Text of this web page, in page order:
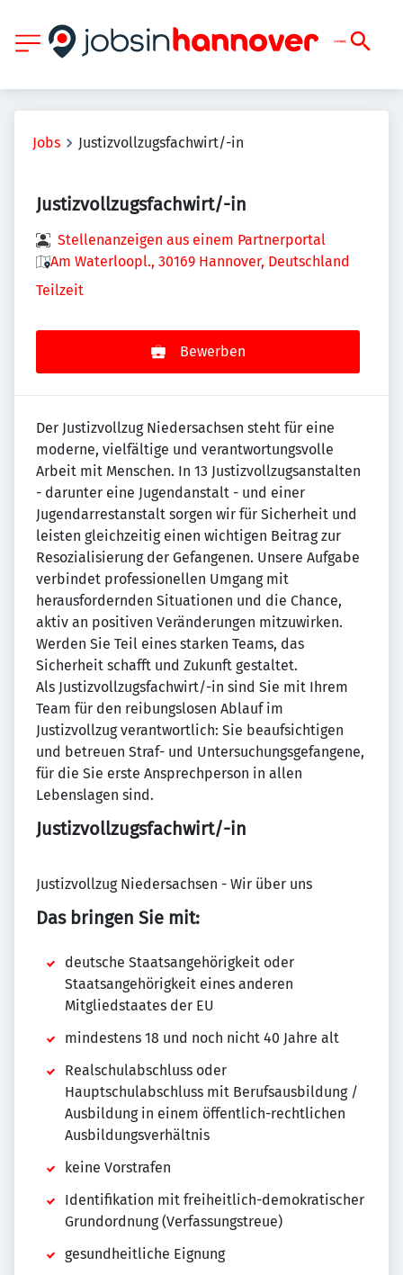
Jobs Justizvollzugsfachwirt/-in
Justizvollzugsfachwirt/-in
Stellenanzeigen aus einem Partnerportal
Am Waterloopl., 30169 Hannover, Deutschland
Teilzeit
Bewerben
Der Justizvollzug Niedersachsen steht für eine
moderne, vielfältige und verantwortungsvolle
Arbeit mit Menschen. In 13 Justizvollzugsanstalten
- darunter eine Jugendanstalt - und einer
Jugendarrestanstalt sorgen wir für Sicherheit und
leisten gleichzeitig einen wichtigen Beitrag zur
Resozialisierung der Gefangenen. Unsere Aufgabe
verbindet professionellen Umgang mit
herausfordernden Situationen und die Chance,
aktiv an positiven Veränderungen mitzuwirken.
Werden Sie Teil eines starken Teams, das
Sicherheit schafft und Zukunft gestaltet.
Als Justizvollzugsfachwirt/-in sind Sie mit Ihrem
Team für den reibungslosen Ablauf im
Justizvollzug verantwortlich: Sie beaufsichtigen
und betreuen Straf- und Untersuchungsgefangene,
für die Sie erste Ansprechperson in allen
Lebenslagen sind.
Justizvollzugsfachwirt/-in
Justizvollzug Niedersachsen - Wir über uns
Das bringen Sie mit:
deutsche Staatsangehörigkeit oder
Staatsangehörigkeit eines anderen
Mitgliedstaates der EU
mindestens 18 und noch nicht 40 Jahre alt
Realschulabschluss oder
Hauptschulabschluss mit Berufsausbildung /
Ausbildung in einem öffentlich-rechtlichen
Ausbildungsverhältnis
keine Vorstrafen
Identifikation mit freiheitlich-demokratischer
Grundordnung (Verfassungstreue)
gesundheitliche Eignung